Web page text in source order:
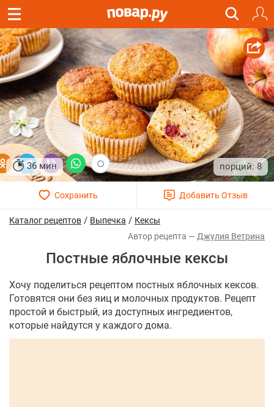
36 мин 8
Каталог рецептов / Выпечка / Кексы
Джулия Ветрина
Постные яблочные кексы
Хочу поделиться рецептом постных яблочных кексов.
Готовятся они без яиц и молочных продуктов. Рецепт
простой и быстрый, из доступных ингредиентов,
которые найдутся у каждого дома.